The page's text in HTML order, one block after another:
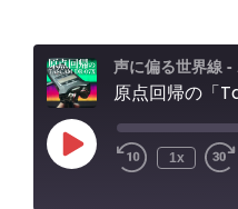
ト
オ
ー
ィ
＆
検
証"
叶
え
る
想
声に偏る世界線
Play
Episode 1x